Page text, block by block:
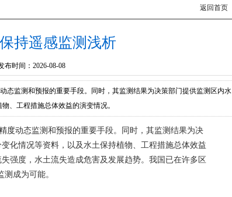
返回首页
持遥感监测浅析
布时间：2026-08-08
态监测和预报的重要手段。同时，其监测结果为决策部门提供监测区内水
、工程措施总体效益的演变情况。
度动态监测和预报的重要手段。同时，其监测结果为决
变化情况等资料，以及水土保持植物、工程措施总体效益
强度，水土流失造成危害及发展趋势。我国已在许多区
成为可能。